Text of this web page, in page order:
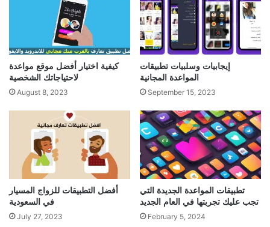
كيفية اختيار أفضل موقع مواعدة
لاحتياجاتك الشخصية
August 8, 2023
إيجابيات وسلبيات تطبيقات
المواعدة المجانية
September 15, 2023
أفضل التطبيقات للزواج المسيار
في السعودية
July 27, 2023
تطبيقات المواعدة الجديدة التي
تجب عليك تجربتها في العام الجديد
February 5, 2024